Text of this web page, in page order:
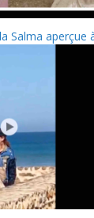
Salma aperçue